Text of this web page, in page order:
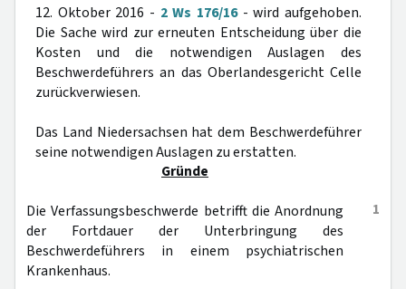
12. Oktober 2016 - 2 Ws 176/16- wird aufgehoben.
Die Sache wird zur erneuten Entscheidung über die
Kosten und die notwendigen Auslagen des
Beschwerdeführers an das Oberlandesgericht Celle
zurückverwiesen.
Das Land Niedersachsen hat dem Beschwerdeführer
seine notwendigen Auslagen zu erstatten.
Gründe
1
Die Verfassungsbeschwerde betrifft die Anordnung
der Fortdauer der Unterbringung des
Beschwerdeführers in einem psychiatrischen
Krankenhaus.